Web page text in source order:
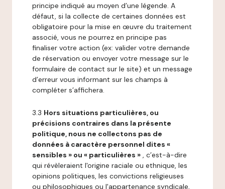
principe indiqué au moyen d’une légende. A
défaut, si la collecte de certaines données est
obligatoire pour la mise en œuvre du traitement
associé, vous ne pourrez en principe pas
finaliser votre action (ex: valider votre demande
de réservation ou envoyer votre message sur le
formulaire de contact sur le site) et un message
d’erreur vous informant sur les champs à
compléter s’affichera.
3.3 Hors situations particulières, ou
précisions contraires dans la présente
politique, nous ne collectons pas de
données à caractère personnel dites «
sensibles » ou « particulières » , c’est-à-dire
qui révèleraient l'origine raciale ou ethnique, les
opinions politiques, les convictions religieuses
ou philosophiques ou l'appartenance syndicale,